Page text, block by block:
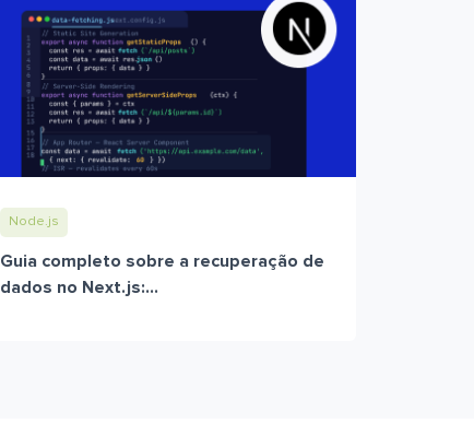
Node.js
Guia completo sobre a recuperação de
dados no Next.js:...